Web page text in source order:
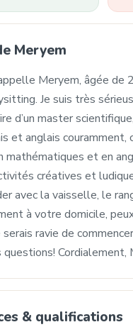
Meryem
Meryem, âgée
Je suis très
d’un master
et anglais
mathématiques et en
créatives et
avec la vaisselle, le
à votre domicile,
serais ravie de
questions! Cordialement,
& qualifications